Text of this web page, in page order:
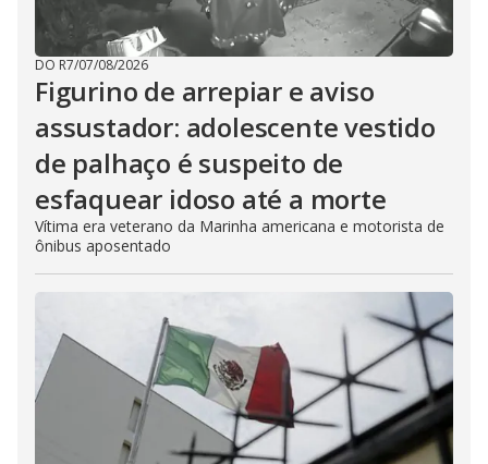
DO R7/07/08/2026
Figurino de arrepiar e aviso
assustador: adolescente vestido
de palhaço é suspeito de
esfaquear idoso até a morte
Vítima era veterano da Marinha americana e motorista de
ônibus aposentado